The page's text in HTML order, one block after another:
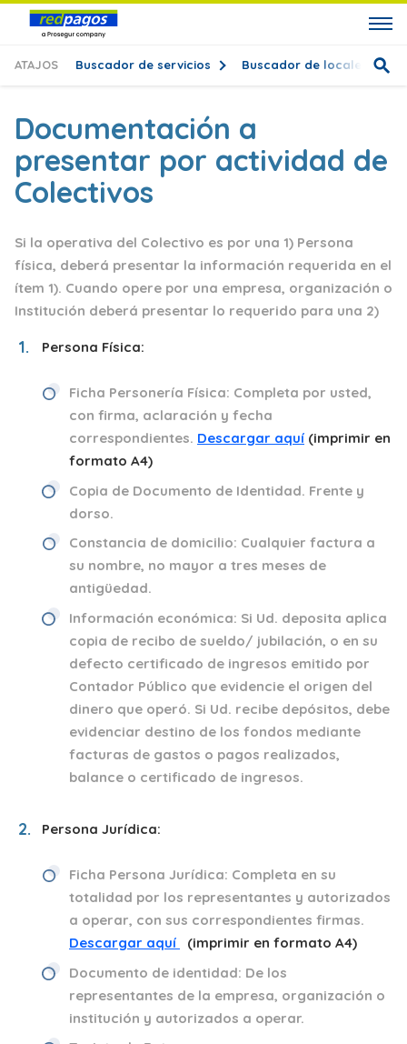
ATAJOS Buscador de servicios Buscador de locales
Documentación a
presentar por actividad de
Colectivos
Si la operativa del Colectivo es por una 1) Persona
física, deberá presentar la información requerida en el
ítem 1). Cuando opere por una empresa, organización o
Institución deberá presentar lo requerido para una 2)
Persona Física:
Ficha Personería Física: Completa por usted,
con firma, aclaración y fecha
correspondientes. Descargar aquí (imprimir en
formato A4)
Copia de Documento de Identidad. Frente y
dorso.
Constancia de domicilio: Cualquier factura a
su nombre, no mayor a tres meses de
antigüedad.
Información económica: Si Ud. deposita aplica
copia de recibo de sueldo/ jubilación, o en su
defecto certificado de ingresos emitido por
Contador Público que evidencie el origen del
dinero que operó. Si Ud. recibe depósitos, debe
evidenciar destino de los fondos mediante
facturas de gastos o pagos realizados,
balance o certificado de ingresos.
Persona Jurídica:
Ficha Persona Jurídica: Completa en su
totalidad por los representantes y autorizados
a operar, con sus correspondientes firmas.
Descargar aquí
(imprimir en formato A4)
Documento de identidad: De los
representantes de la empresa, organización o
institución y autorizados a operar.